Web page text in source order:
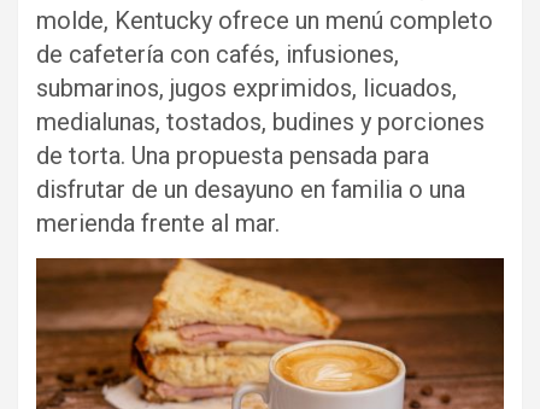
molde, Kentucky ofrece un menú completo
de cafetería con cafés, infusiones,
submarinos, jugos exprimidos, licuados,
medialunas, tostados, budines y porciones
de torta. Una propuesta pensada para
disfrutar de un desayuno en familia o una
merienda frente al mar.